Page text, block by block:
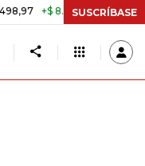
8.753,81 +2,19% TASA
SUSCRÍBASE